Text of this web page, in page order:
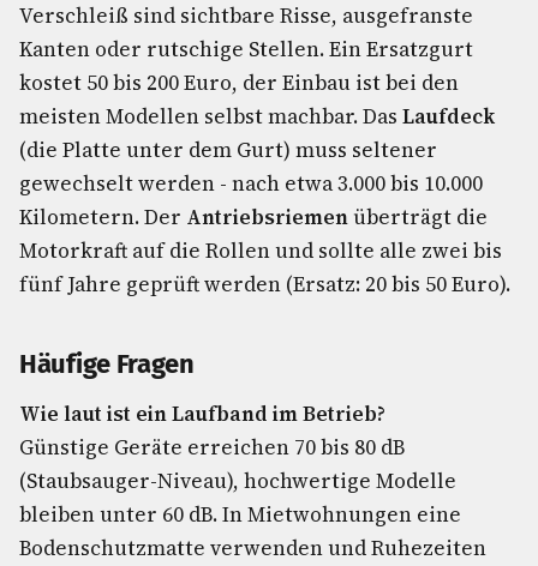
Verschleiß sind sichtbare Risse, ausgefranste
Kanten oder rutschige Stellen. Ein Ersatzgurt
kostet 50 bis 200 Euro, der Einbau ist bei den
meisten Modellen selbst machbar. Das Laufdeck
(die Platte unter dem Gurt) muss seltener
gewechselt werden - nach etwa 3.000 bis 10.000
Kilometern. Der Antriebsriemenüberträgt die
Motorkraft auf die Rollen und sollte alle zwei bis
fünf Jahre geprüft werden (Ersatz: 20 bis 50 Euro).
Häufige Fragen
Wie laut ist ein Laufband im Betrieb?
Günstige Geräte erreichen 70 bis 80 dB
(Staubsauger-Niveau), hochwertige Modelle
bleiben unter 60 dB. In Mietwohnungen eine
Bodenschutzmatte verwenden und Ruhezeiten